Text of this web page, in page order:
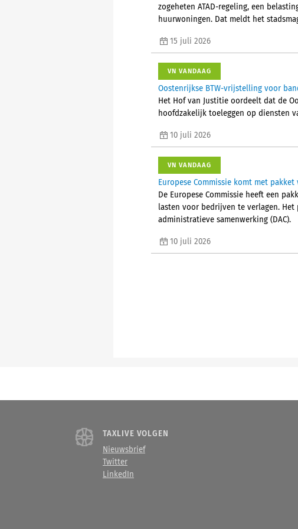
zogeheten ATAD-regeling, een
huurwoningen. Dat meldt het
15 juli 2026
VN VANDAAG
Oostenrijkse BTW-vrijstelling voor
Het Hof van Justitie oordeelt dat de
hoofdzakelijk toeleggen op diensten
10 juli 2026
VN VANDAAG
Europese Commissie komt met
De Europese Commissie heeft een
lasten voor bedrijven te verlagen.
administratieve samenwerking (DAC).
10 juli 2026
TAXLIVE VOLGEN
Nieuwsbrief
Twitter
LinkedIn